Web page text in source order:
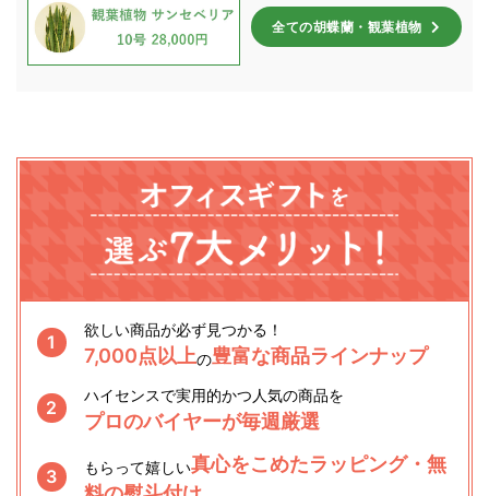
全ての胡蝶蘭・観葉植物
1
欲しい商品が必ず見つかる！
7,000点以上の豊富な商品ラインナップ
2
ハイセンスで実用的かつ人気の商品を
プロのバイヤーが毎週厳選
3 もらって嬉しい真心をこめたラッピング・無